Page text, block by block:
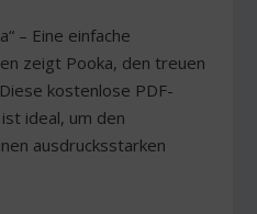
– Eine einfache
zeigt Pooka, den treuen
kostenlose PDF-
ideal, um den
ausdrucksstarken